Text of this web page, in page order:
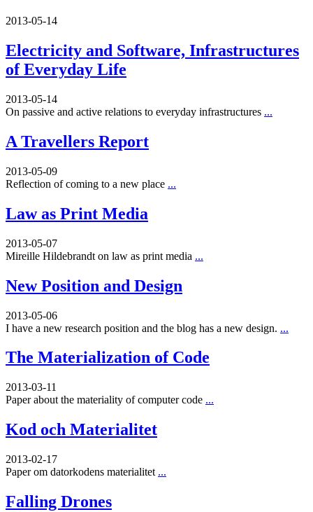
2013-05-14
Electricity and Software, Infrastructures
of Everyday Life
2013-05-14
On passive and active relations to everyday infrastructures ...
A Travellers Report
2013-05-09
Reflection of coming to a new place ...
Law as Print Media
2013-05-07
Mireille Hildebrandt on law as print media ...
New Position and Design
2013-05-06
I have a new research position and the blog has a new design. ...
The Materialization of Code
2013-03-11
Paper about the materiality of computer code ...
Kod och Materialitet
2013-02-17
Paper om datorkodens materialitet ...
Falling Drones